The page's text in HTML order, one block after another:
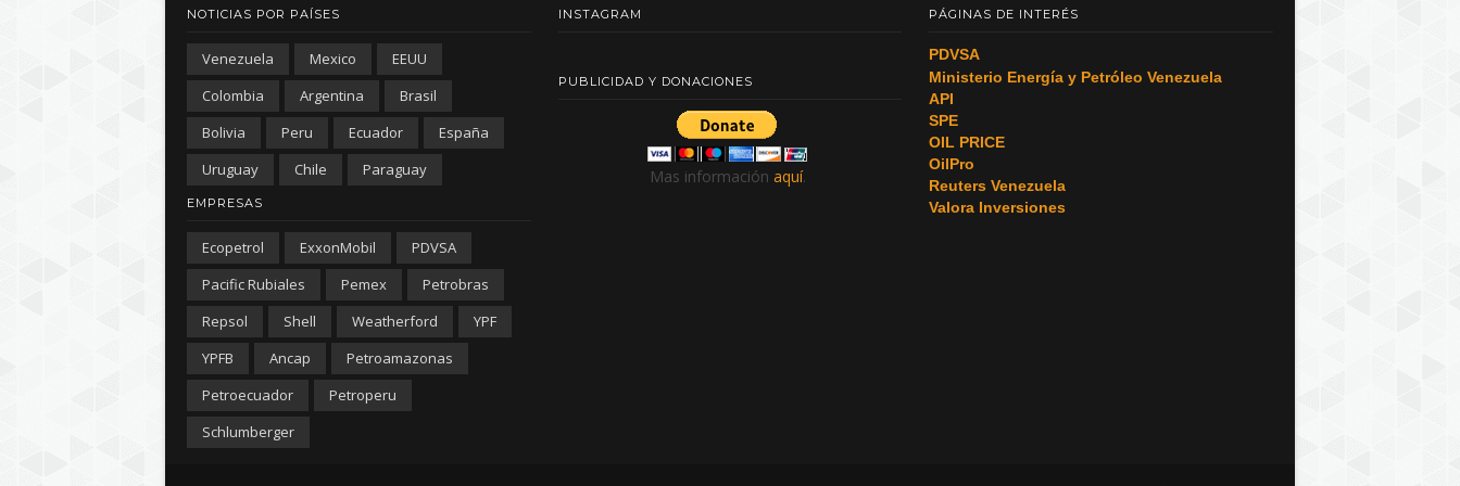
NOTICIAS POR PAÍSES
Venezuela Mexico
EEUU
Colombia
Argentina
Brasil
Bolivia
Peru Ecuador
España
Uruguay
Chile Paraguay
EMPRESAS
Ecopetrol ExxonMobil
PDVSA
Pacific Rubiales
Pemex
Petrobras
Repsol
Shell Weatherford
YPF
YPFB
Ancap
Petroamazonas
Petroecuador
Petroperu
Schlumberger
INSTAGRAM
PUBLICIDAD Y DONACIONES
Mas información aquí.
PÁGINAS DE INTERÉS
PDVSA
Ministerio Energía y Petróleo Venezuela
API
SPE
OIL PRICE
OilPro
Reuters Venezuela
Valora Inversiones